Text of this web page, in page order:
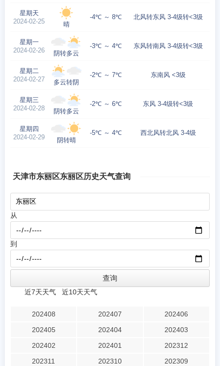
星期天
2024-02-25
晴
-4℃ ～ 8℃ 北风转东风 3-4级转<3级
星期一
2024-02-26
阴转多云
-3℃ ～ 4℃ 东风转南风 3-4级转<3级
星期二
2024-02-27
多云转阴
-2℃ ～ 7℃ 东南风 <3级
星期三
2024-02-28
阴转多云
-2℃ ～ 6℃ 东风 3-4级转<3级
星期四
2024-02-29
阴转晴
-5℃ ～ 4℃ 西北风转北风 3-4级
天津市东丽区东丽区历史天气查询
从
到
近7天天气 近10天天气
202408 202407
202406
202405
202404
202403
202402
202401
202312
202311
202310 202309